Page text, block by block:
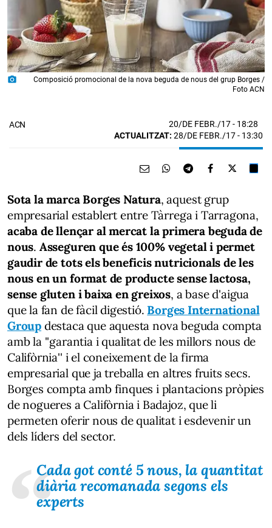
photo_camera
Composició promocional de la nova beguda de nous del grup Borges /
Foto ACN
ACN 20/DE FEBR./17- 18:28
ACTUALITZAT: 28/DE FEBR./17 - 13:30
Sota la marca Borges Natura, aquest grup
empresarial establert entre Tàrrega i Tarragona,
acaba de llençar al mercat la primera beguda de
nous. Asseguren que és 100% vegetal i permet
gaudir de tots els beneficis nutricionals de les
nous en un format de producte sense lactosa,
sense gluten i baixa en greixos, a base d'aigua
que la fan de fàcil digestió. Borges International
Group destaca que aquesta nova beguda compta
amb la ''garantia i qualitat de les millors nous de
Califòrnia'' i el coneixement de la firma
empresarial que ja treballa en altres fruits secs.
Borges compta amb finques i plantacions pròpies
de nogueres a Califòrnia i Badajoz, que li
permeten oferir nous de qualitat i esdevenir un
dels líders del sector.
Cada got conté 5 nous, la quantitat
diària recomanada segons els
experts